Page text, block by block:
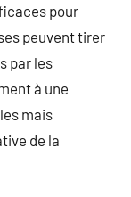
pour
peuvent tirer
par les
à une
mais
de la